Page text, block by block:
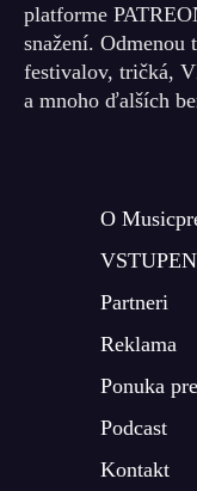
platforme
snažení. Odmenou
festivalov, tričká,
a mnoho ďalších
O
Partneri
Reklama
Ponuka
Podcast
Kontakt